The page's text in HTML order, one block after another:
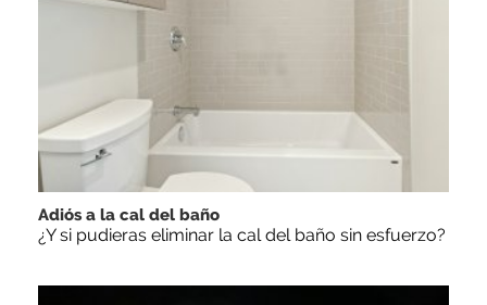
Adiós a la cal del baño
¿Y si pudieras eliminar la cal del baño sin esfuerzo?